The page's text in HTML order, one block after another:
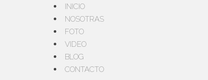
INICIO
NOSOTRAS
FOTO
VIDEO
BLOG
CONTACTO